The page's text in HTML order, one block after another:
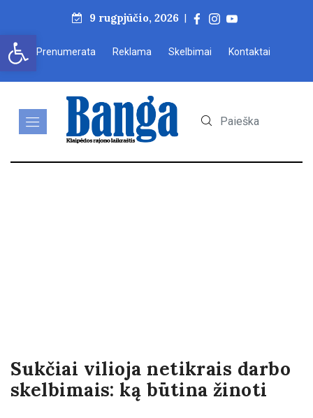
Open toolbar
9 rugpjūčio, 2026 |
Prenumerata Reklama Skelbimai Kontaktai
Sukčiai vilioja netikrais darbo
skelbimais: ką būtina žinoti